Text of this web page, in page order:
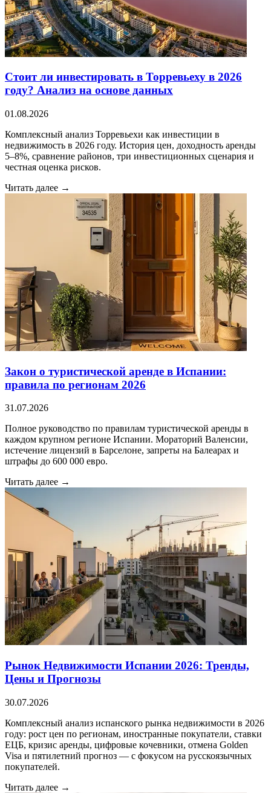
Стоит ли инвестировать в Торревьеху в 2026
году? Анализ на основе данных
01.08.2026
Комплексный анализ Торревьехи как инвестиции в
недвижимость в 2026 году. История цен, доходность аренды
5–8%, сравнение районов, три инвестиционных сценария и
честная оценка рисков.
Читать далее →
Закон о туристической аренде в Испании:
правила по регионам 2026
31.07.2026
Полное руководство по правилам туристической аренды в
каждом крупном регионе Испании. Мораторий Валенсии,
истечение лицензий в Барселоне, запреты на Балеарах и
штрафы до 600 000 евро.
Читать далее →
Рынок Недвижимости Испании 2026: Тренды,
Цены и Прогнозы
30.07.2026
Комплексный анализ испанского рынка недвижимости в 2026
году: рост цен по регионам, иностранные покупатели, ставки
ЕЦБ, кризис аренды, цифровые кочевники, отмена Golden
Visa и пятилетний прогноз — с фокусом на русскоязычных
покупателей.
Читать далее →